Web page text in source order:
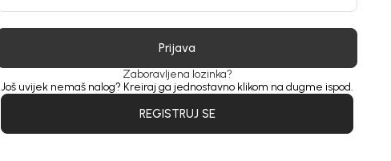
Prijava
Zaboravljena lozinka?
Još uvijek nemaš nalog? Kreiraj ga jednostavno klikom na dugme ispod.
REGISTRUJ SE